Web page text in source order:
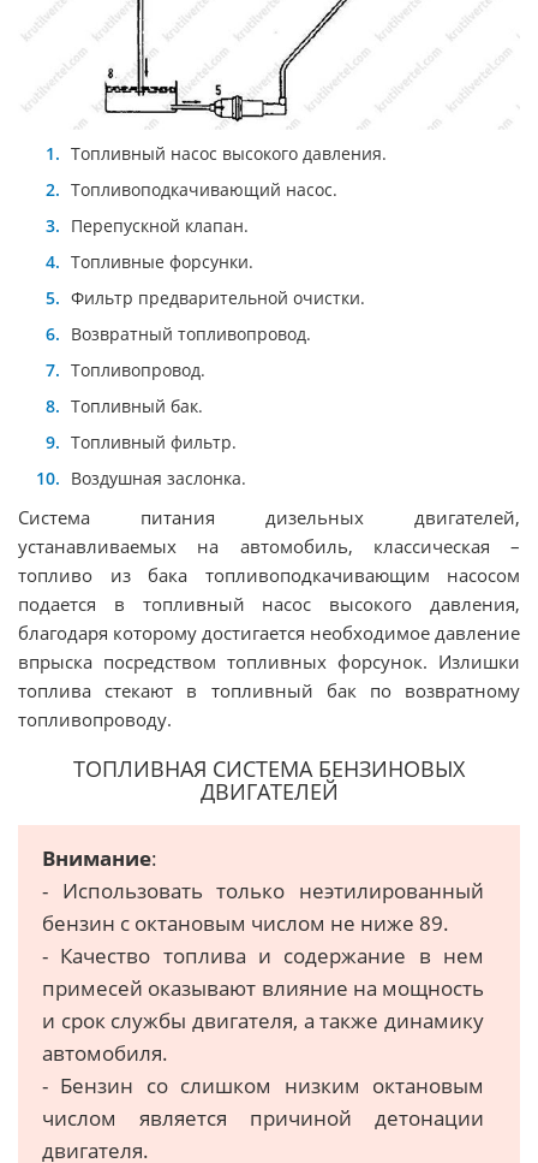
Топливный насос высокого давления.
Топливоподкачивающий насос.
Перепускной клапан.
Топливные форсунки.
Фильтр предварительной очистки.
Возвратный топливопровод.
Топливопровод.
Топливный бак.
Топливный фильтр.
Воздушная заслонка.
Система питания дизельных двигателей,
устанавливаемых на автомобиль, классическая –
топливо из бака топливоподкачивающим насосом
подается в топливный насос высокого давления,
благодаря которому достигается необходимое давление
впрыска посредством топливных форсунок. Излишки
топлива стекают в топливный бак по возвратному
топливопроводу.
ТОПЛИВНАЯ СИСТЕМА БЕНЗИНОВЫХ
ДВИГАТЕЛЕЙ
Внимание:
- Использовать только неэтилированный
бензин с октановым числом не ниже 89.
- Качество топлива и содержание в нем
примесей оказывают влияние на мощность
и срок службы двигателя, а также динамику
автомобиля.
- Бензин со слишком низким октановым
числом является причиной детонации
двигателя.